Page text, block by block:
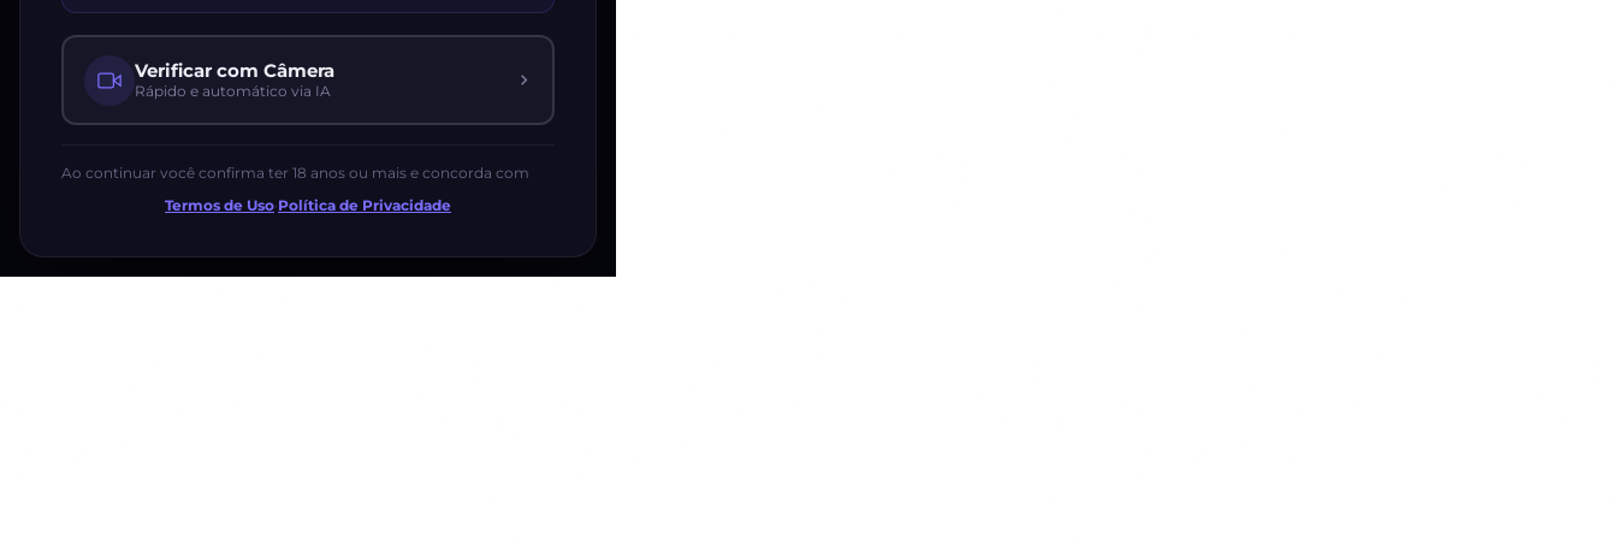
Verificar com Câmera
Rápido e automático via IA
Ao continuar você confirma ter 18 anos ou mais e concorda com
Termos de Uso·Política de Privacidade